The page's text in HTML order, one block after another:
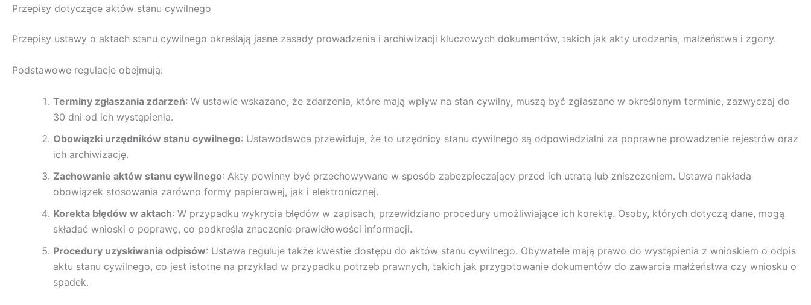
Przepisy dotyczące aktów stanu cywilnego
Przepisy ustawy o aktach stanu cywilnego określają jasne zasady prowadzenia i archiwizacji kluczowych dokumentów, takich jak akty urodzenia, małżeństwa i zgony.
Podstawowe regulacje obejmują:
Terminy zgłaszania zdarzeń: W ustawie wskazano, że zdarzenia, które mają wpływ na stan cywilny, muszą być zgłaszane w określonym terminie, zazwyczaj do
30 dni od ich wystąpienia.
Obowiązki urzędników stanu cywilnego: Ustawodawca przewiduje, że to urzędnicy stanu cywilnego są odpowiedzialni za poprawne prowadzenie rejestrów oraz
ich archiwizację.
Zachowanie aktów stanu cywilnego: Akty powinny być przechowywane w sposób zabezpieczający przed ich utratą lub zniszczeniem. Ustawa nakłada
obowiązek stosowania zarówno formy papierowej, jak i elektronicznej.
Korekta błędów w aktach: W przypadku wykrycia błędów w zapisach, przewidziano procedury umożliwiające ich korektę. Osoby, których dotyczą dane, mogą
składać wnioski o poprawę, co podkreśla znaczenie prawidłowości informacji.
Procedury uzyskiwania odpisów: Ustawa reguluje także kwestie dostępu do aktów stanu cywilnego. Obywatele mają prawo do wystąpienia z wnioskiem o odpis
aktu stanu cywilnego, co jest istotne na przykład w przypadku potrzeb prawnych, takich jak przygotowanie dokumentów do zawarcia małżeństwa czy wniosku o
spadek.